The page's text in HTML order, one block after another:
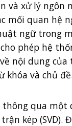
và xử lý ngôn
mối quan hệ
ngữ trong
phép hệ
nội dung của
khóa và chủ
thông qua
kép (SVD).